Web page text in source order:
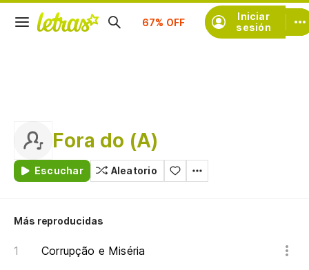
Iniciar
sesión
Suscríbete
Fora do (A)
Escuchar Aleatorio
Más reproducidas
Corrupção e Miséria